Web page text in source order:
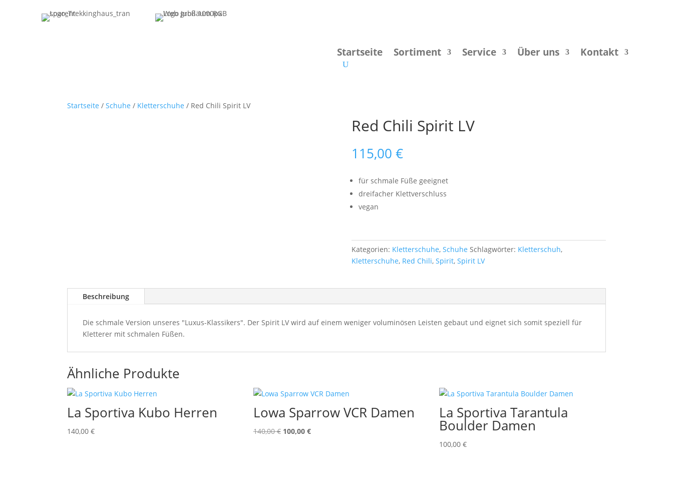
Startseite Sortiment Service Über uns Kontakt
Startseite /Schuhe / Kletterschuhe / Red Chili Spirit LV
Red Chili Spirit LV
115,00 €
für schmale Füße geeignet
dreifacher Klettverschluss
vegan
Kategorien: Kletterschuhe, Schuhe Schlagwörter: Kletterschuh,
Kletterschuhe, Red Chili, Spirit, Spirit LV
Beschreibung
Die schmale Version unseres "Luxus-Klassikers". Der Spirit LV wird auf einem weniger voluminösen Leisten gebaut und eignet sich somit speziell für
Kletterer mit schmalen Füßen.
Ähnliche Produkte
La Sportiva Kubo Herren
140,00€
Lowa Sparrow VCR Damen
140,00€ Ursprünglicher
100,00 €Aktueller
La Sportiva Tarantula
Boulder Damen
100,00€